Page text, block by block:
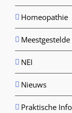
Homeopathie
NEI
Nieuws
Praktische Info